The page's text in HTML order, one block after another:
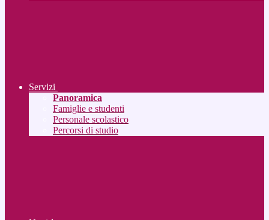
Servizi
Panoramica
Famiglie e studenti
Personale scolastico
Percorsi di studio